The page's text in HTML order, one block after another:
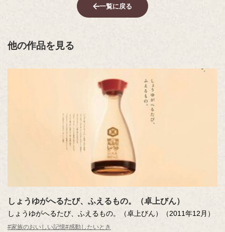
一覧に戻る
他の作品を見る
しょうゆがへるたび、ふえるもの。（卓上びん）
しょうゆがへるたび、ふえるもの。（卓上びん）（2011年12月）
#家族のおいしい記憶#感動したいとき